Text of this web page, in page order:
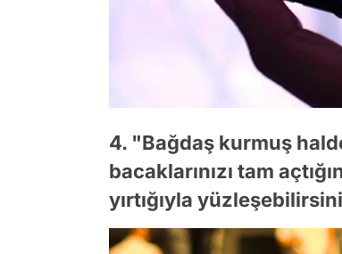
4. "Bağdaş kurmuş
bacaklarınızı tam
yırtığıyla